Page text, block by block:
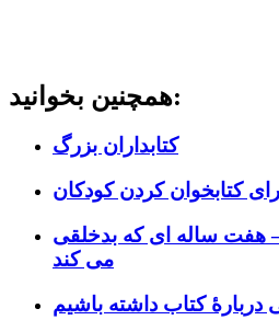
همچنین بخوانید:
کتابداران بزرگ
کتابخوان کردن کودکان
هفت ساله ای كه بدخلقی
می كند
کتاب داشته باشیم